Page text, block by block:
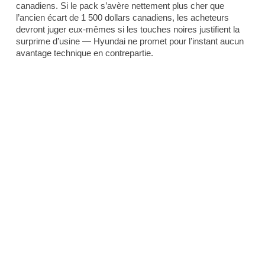
canadiens. Si le pack s’avère nettement plus cher que
l’ancien écart de 1 500 dollars canadiens, les acheteurs
devront juger eux-mêmes si les touches noires justifient la
surprime d’usine — Hyundai ne promet pour l’instant aucun
avantage technique en contrepartie.